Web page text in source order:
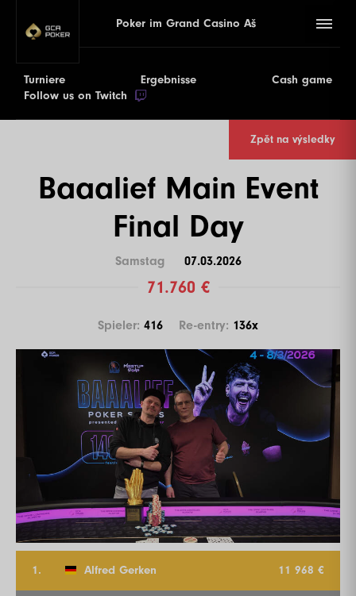
Poker im Grand Casino Aš
Turniere Ergebnisse
Cash game
Follow us on Twitch
Baaalief Main Event
Final Day
Zpět na výsledky
Samstag 07.03.2026
71.760 €
Spieler: 416 Re-entry: 136x
1. Alfred Gerken 11 968 €